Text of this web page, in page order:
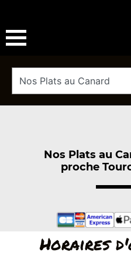
Nos Plats au
proche
Horaires